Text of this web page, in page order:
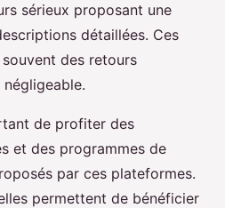
sérieux proposant une
détaillées. Ces
des retours
de profiter des
et des programmes de
par ces plateformes.
permettent de bénéficier